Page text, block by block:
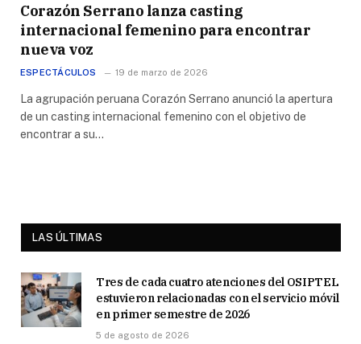
Corazón Serrano lanza casting
internacional femenino para encontrar
nueva voz
ESPECTÁCULOS 19 de marzo de 2026
La agrupación peruana Corazón Serrano anunció la apertura
de un casting internacional femenino con el objetivo de
encontrar a su…
LAS ÚLTIMAS
Tres de cada cuatro atenciones del OSIPTEL
estuvieron relacionadas con el servicio móvil
en primer semestre de 2026
5 de agosto de 2026